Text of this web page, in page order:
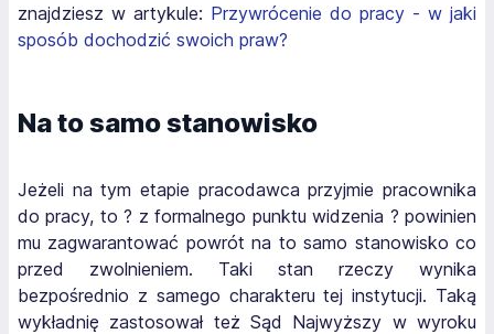
znajdziesz w artykule: Przywrócenie do pracy - w jaki
sposób dochodzić swoich praw?
Na to samo stanowisko
Jeżeli na tym etapie pracodawca przyjmie pracownika
do pracy, to ? z formalnego punktu widzenia ? powinien
mu zagwarantować powrót na to samo stanowisko co
przed zwolnieniem. Taki stan rzeczy wynika
bezpośrednio z samego charakteru tej instytucji. Taką
wykładnię zastosował też Sąd Najwyższy w wyroku